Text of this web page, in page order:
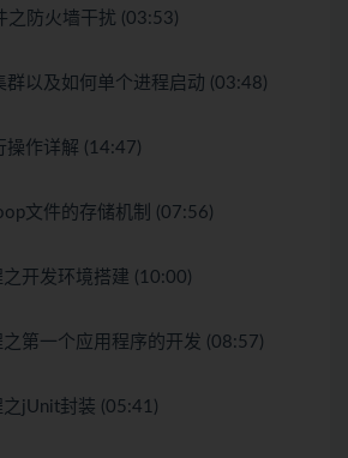
之防火墙干扰 (03:53)
以及如何单个进程启动 (03:48)
操作详解 (14:47)
文件的存储机制 (07:56)
开发环境搭建 (10:00)
第一个应用程序的开发 (08:57)
之jUnit封装 (05:41)